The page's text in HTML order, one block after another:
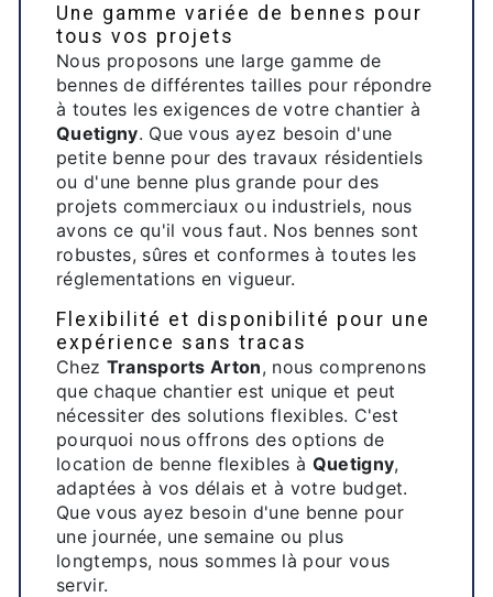
Une gamme variée de bennes pour
tous vos projets
Nous proposons une large gamme de
bennes de différentes tailles pour répondre
à toutes les exigences de votre chantier à
Quetigny. Que vous ayez besoin d'une
petite benne pour des travaux résidentiels
ou d'une benne plus grande pour des
projets commerciaux ou industriels, nous
avons ce qu'il vous faut. Nos bennes sont
robustes, sûres et conformes à toutes les
réglementations en vigueur.
Flexibilité et disponibilité pour une
expérience sans tracas
Chez Transports Arton, nous comprenons
que chaque chantier est unique et peut
nécessiter des solutions flexibles. C'est
pourquoi nous offrons des options de
location de benne flexibles à Quetigny,
adaptées à vos délais et à votre budget.
Que vous ayez besoin d'une benne pour
une journée, une semaine ou plus
longtemps, nous sommes là pour vous
servir.